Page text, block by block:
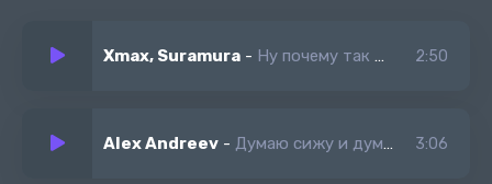
Xmax, Suramura - Ну почему так быстро еще вроде бы вчера 2:50
Alex Andreev - Думаю сижу и думаю 3:06